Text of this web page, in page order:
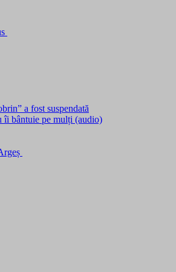
a fost suspendată
îi bântuie pe mulți (audio)